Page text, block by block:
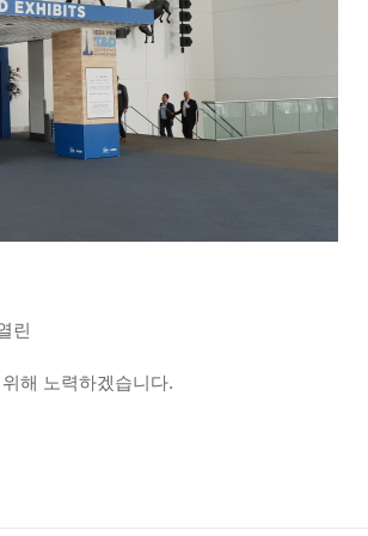
린
해 노력하겠습니다.